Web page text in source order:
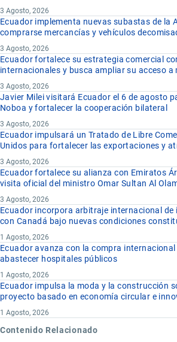
3 Agosto, 2026
Ecuador implementa nuevas subastas de la
comprarse mercancías y vehículos
3 Agosto, 2026
Ecuador fortalece su estrategia comercial
internacionales y busca ampliar su acceso a
3 Agosto, 2026
Javier Milei visitará Ecuador el 6 de agosto
Noboa y fortalecer la cooperación bilateral
3 Agosto, 2026
Ecuador impulsará un Tratado de Libre
Unidos para fortalecer las exportaciones y
3 Agosto, 2026
Ecuador fortalece su alianza con Emiratos
visita oficial del ministro Omar Sultan Al
3 Agosto, 2026
Ecuador incorpora arbitraje internacional de
con Canadá bajo nuevas condiciones
1 Agosto, 2026
Ecuador avanza con la compra
abastecer hospitales públicos
1 Agosto, 2026
Ecuador impulsa la moda y la construcción
proyecto basado en economía circular e
1 Agosto, 2026
Contenido Relacionado